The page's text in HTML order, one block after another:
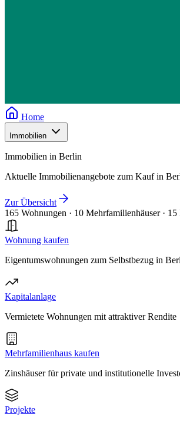
Home
Immobilien
Immobilien in Berlin
Aktuelle Immobilienangebote zum Kauf in
Zur Übersicht
165 Wohnungen · 10 Mehrfamilienhäuser · 15
Wohnung kaufen
Eigentumswohnungen zum Selbstbezug in
Kapitalanlage
Vermietete Wohnungen mit attraktiver Rendite
Mehrfamilienhaus kaufen
Zinshäuser für private und institutionelle
Projekte